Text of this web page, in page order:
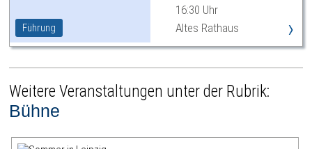
Führung
16:30 Uhr
Altes Rathaus
›
Weitere Veranstaltungen unter der Rubrik:
Bühne